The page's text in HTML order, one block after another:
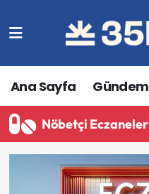
Ana Sayfa Gündem
Nöbetçi Eczaneler